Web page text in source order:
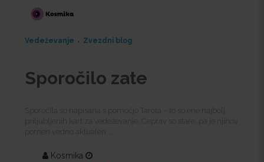
Vedeževanje Zvezdni blog
Sporočilo zate
Sporočila so napisana s pomočjo Tarota – to so ene najbolj
priljubljenih kart za vedeževanje. Čeprav so stare, pa je njihov
pomen vedno aktualen. ...
Kosmika